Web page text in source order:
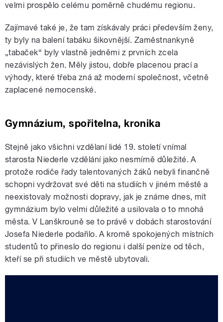
velmi prospělo celému poměrně chudému regionu.
Zajímavé také je, že tam získávaly práci především ženy,
ty byly na balení tabáku šikovnější. Zaměstnankyně
„tabaček“ byly vlastně jedněmi z prvních zcela
nezávislých žen. Měly jistou, dobře placenou prací a
výhody, které třeba zná až moderní společnost, včetně
zaplacené nemocenské.
Gymnázium, spořitelna, kronika
Stejně jako všichni vzdělaní lidé 19. století vnímal
starosta Niederle vzdělání jako nesmírně důležité. A
protože rodiče řady talentovaných žáků nebyli finančně
schopni vydržovat své děti na studiích v jiném městě a
neexistovaly možnosti dopravy, jak je známe dnes, mít
gymnázium bylo velmi důležité a usilovala o to mnohá
města. V Lanškrouně se to právě v dobách starostování
Josefa Niederle podařilo. A kromě spokojených místních
studentů to přineslo do regionu i další peníze od těch,
kteří se při studiích ve městě ubytovali.